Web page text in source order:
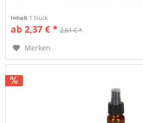
Inhalt 1 Stück
ab 2,37 € * 2,61 € *
Merken